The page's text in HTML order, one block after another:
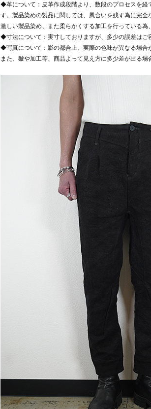
◆革について：皮革作成段階より、数段のプロセスを経
す。製品染めの製品に関しては、風合いを残す為に完全
激しい製品染め、また柔らかくする加工を行っている為
◆寸法について：実寸しておりますが、多少の誤差はご
◆写真について：影の都合上、実際の色味が異なる場合
また、皺や加工等、商品よって見え方に多少差が出る場